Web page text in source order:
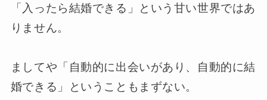
「入ったら結婚できる」という甘い世界ではあ
りません。
ましてや「自動的に出会いがあり、自動的に結
婚できる」ということもまずない。